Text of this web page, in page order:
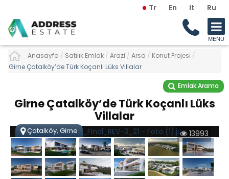
Tr En It Ru
Anasayfa / Satılık Emlak / Arazi / Arsa / Konut Projesi /
Girne Çatalköy’de Türk Koçanlı Lüks Villalar
Emlak Arama
Girne Çatalköy’de Türk Koçanlı Lüks
Villalar
13993
Çatalköy, Girne